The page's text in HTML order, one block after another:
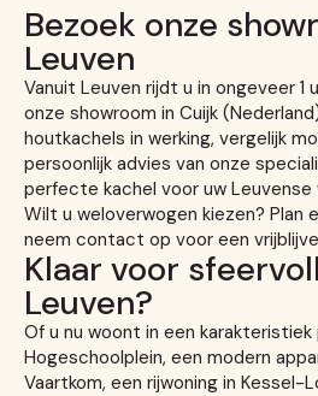
Bezoek onze
Leuven
Vanuit Leuven rijdt u in ongeveer 1
onze showroom in Cuijk
houtkachels in werking, vergelijk
persoonlijk advies van onze
perfecte kachel voor uw Leuvense
Wilt u weloverwogen kiezen? Plan
neem contact op voor een
Klaar voor
Leuven?
Of u nu woont in een karakteristiek
Hogeschoolplein, een modern
Vaartkom, een rijwoning in Kessel-